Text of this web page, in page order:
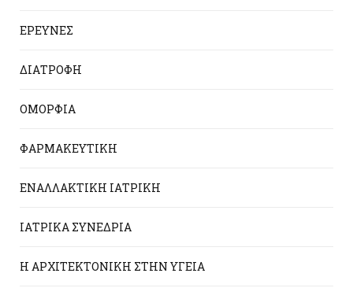
ΕΡΕΥΝΕΣ
ΔΙΑΤΡΟΦΗ
ΟΜΟΡΦΙΑ
ΦΑΡΜΑΚΕΥΤΙΚΗ
ΕΝΑΛΛΑΚΤΙΚΗ ΙΑΤΡΙΚΗ
ΙΑΤΡΙΚΑ ΣΥΝΕΔΡΙΑ
Η ΑΡΧΙΤΕΚΤΟΝΙΚΗ ΣΤΗΝ ΥΓΕΙΑ